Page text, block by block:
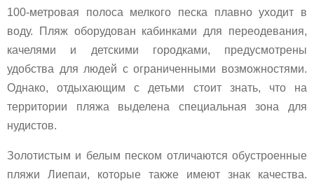
100-метровая полоса мелкого песка плавно уходит в
воду. Пляж оборудован кабинками для переодевания,
качелями и детскими городками, предусмотрены
удобства для людей с ограниченными возможностями.
Однако, отдыхающим с детьми стоит знать, что на
территории пляжа выделена специальная зона для
нудистов.
Золотистым и белым песком отличаются обустроенные
пляжи Лиепаи, которые также имеют знак качества.